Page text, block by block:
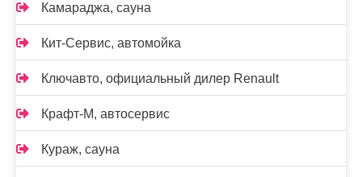
Камараджа, сауна
Кит-Сервис, автомойка
Ключавто, официальный дилер Renault
Крафт-М, автосервис
Кураж, сауна